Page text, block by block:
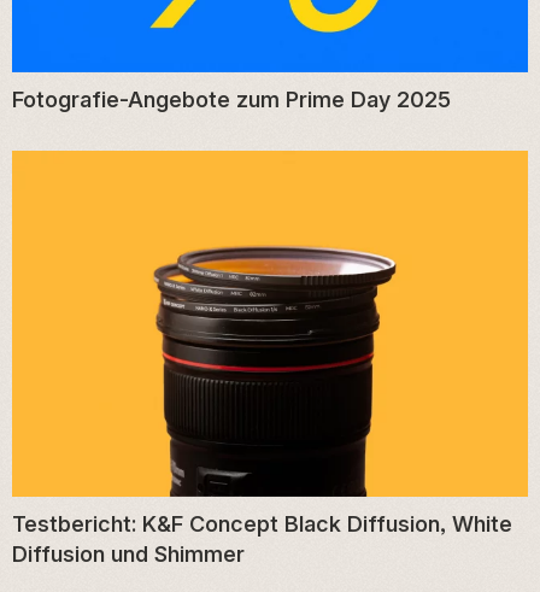
Fotografie-Angebote zum Prime Day 2025
Testbericht: K&F Concept Black Diffusion, White
Diffusion und Shimmer